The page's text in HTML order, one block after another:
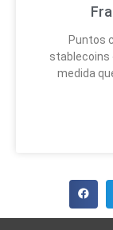
Puntos
stablecoins
medida